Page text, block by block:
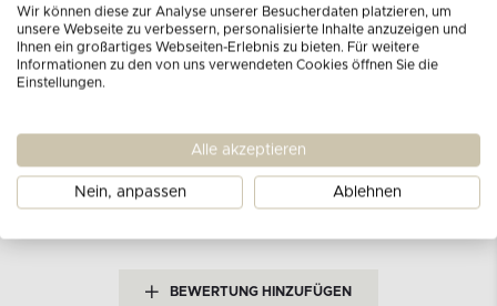
Kundenbewertungen
blau
Derzeit gibt es keine Bewertungen.Möchten Sie die
BEWERTUNG HINZUFÜGEN
Wir können diese zur Analyse unserer Besucherdaten platzieren, um
unsere Webseite zu verbessern, personalisierte Inhalte anzuzeigen und
Ihnen ein großartiges Webseiten-Erlebnis zu bieten. Für weitere
Informationen zu den von uns verwendeten Cookies öffnen Sie die
Einstellungen.
Alle akzeptieren
Nein, anpassen Ablehnen